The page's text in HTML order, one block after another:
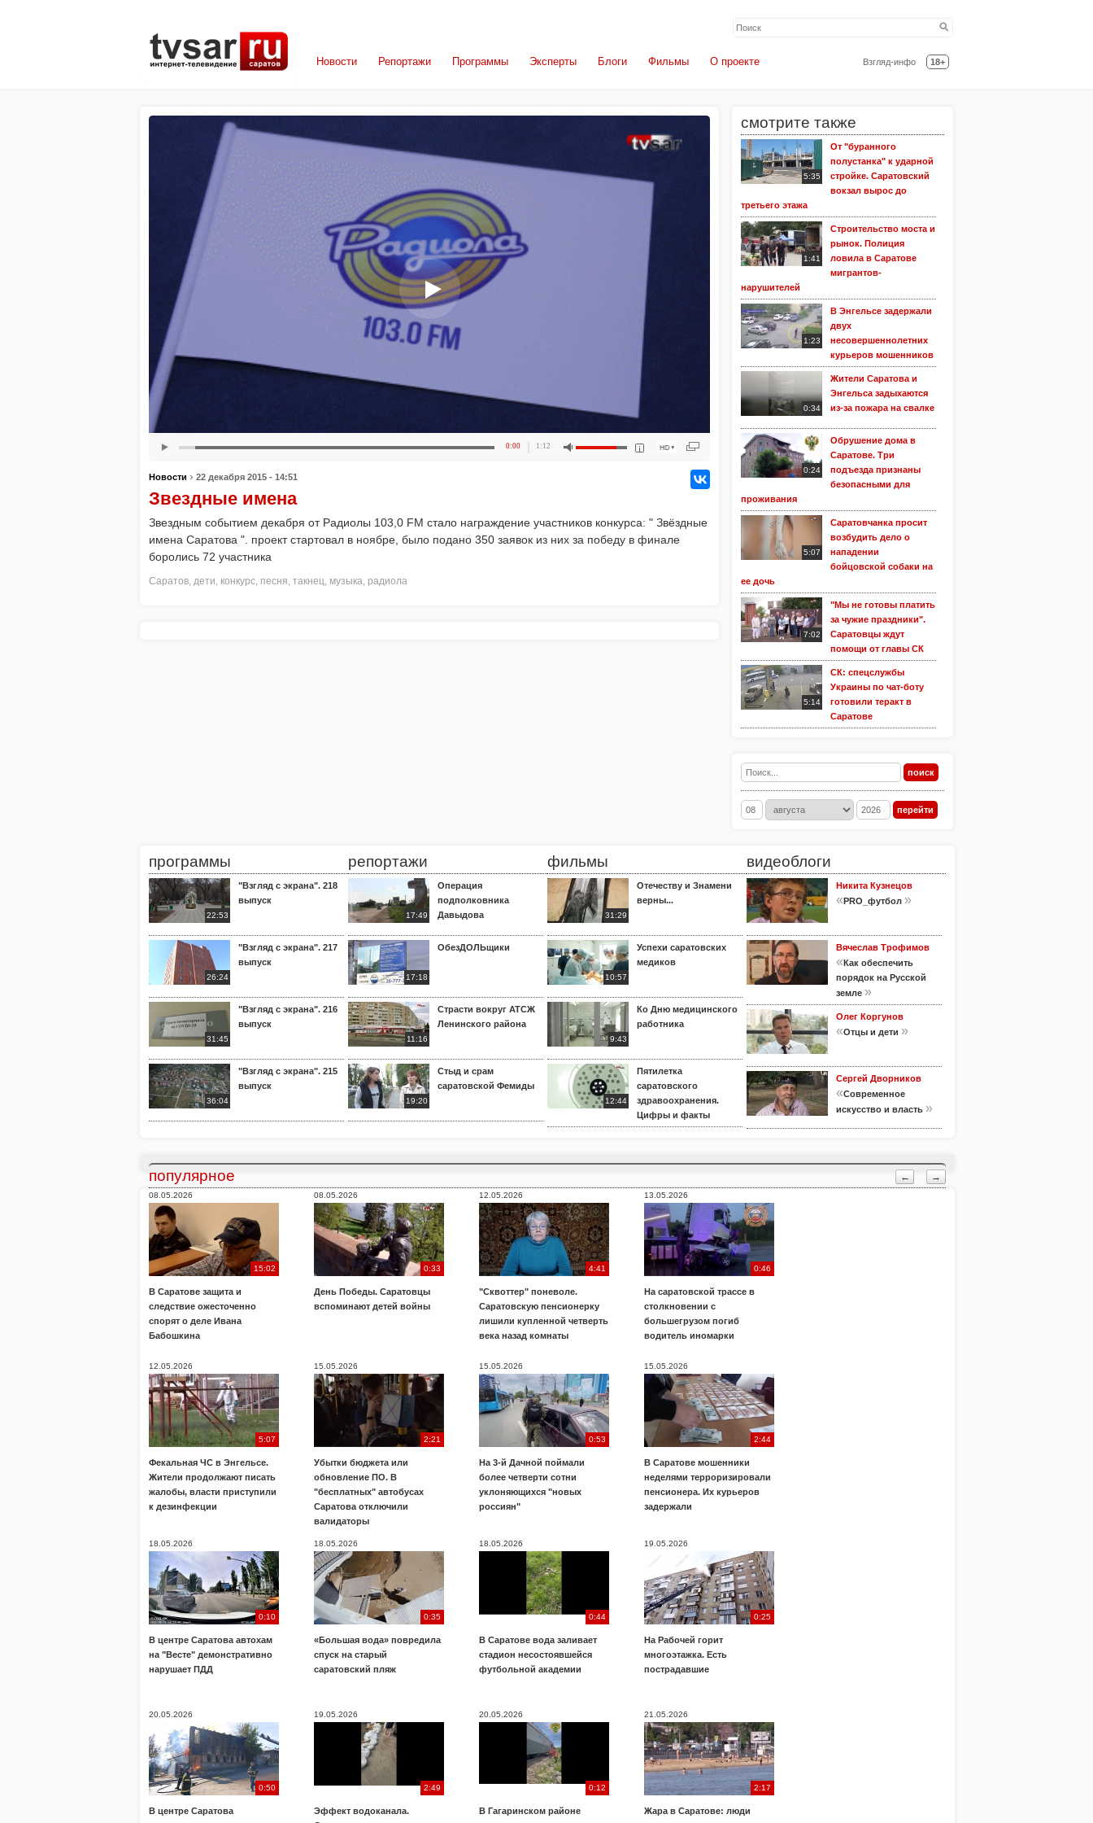
Взгляд-инфо 18+
Новости Репортажи Программы Эксперты Блоги Фильмы О проекте
смотрите также
5:35
От "буранного
полустанка" к ударной
стройке. Саратовский
вокзал вырос до
третьего этажа
1:41
Строительство моста и
рынок. Полиция
ловила в Саратове
мигрантов-
нарушителей
1:23
В Энгельсе задержали
двух
несовершеннолетних
курьеров мошенников
0:34
Жители Саратова и
Энгельса задыхаются
из-за пожара на свалке
0:24
Обрушение дома в
Саратове. Три
подъезда признаны
безопасными для
проживания
5:07
Саратовчанка просит
возбудить дело о
нападении
бойцовской собаки на
ее дочь
7:02
"Мы не готовы платить
за чужие праздники".
Саратовцы ждут
помощи от главы СК
5:14
СК: спецслужбы
Украины по чат-боту
готовили теракт в
Саратове
0:00 1:12
Новости › 22 декабря 2015 - 14:51
Звездные имена
Звездным событием декабря от Радиолы 103,0 FM стало награждение участников конкурса: " Звёздные
имена Саратова ". проект стартовал в ноябре, было подано 350 заявок из них за победу в финале
боролись 72 участника
Саратов, дети, конкурс, песня, такнец, музыка, радиола
программы
22:53
"Взгляд с экрана". 218
выпуск
26:24
"Взгляд с экрана". 217
выпуск
31:45
"Взгляд с экрана". 216
выпуск
36:04
"Взгляд с экрана". 215
выпуск
репортажи
17:49
Операция
подполковника
Давыдова
17:18
ОбезДОЛЬщики
11:16
Страсти вокруг АТСЖ
Ленинского района
19:20
Стыд и срам
саратовской Фемиды
фильмы
31:29
Отечеству и Знамени
верны...
10:57
Успехи саратовских
медиков
9:43
Ко Дню медицинского
работника
12:44
Пятилетка
саратовского
здравоохранения.
Цифры и факты
видеоблоги
Никита Кузнецов
«PRO_футбол »
Вячеслав Трофимов
«Как обеспечить
порядок на Русской
земле »
Олег Коргунов
«Отцы и дети »
Сергей Дворников
«Современное
искусство и власть »
← →
популярное
08.05.2026
15:02
В Саратове защита и
следствие ожесточенно
спорят о деле Ивана
Бабошкина
08.05.2026
0:33
День Победы. Саратовцы
вспоминают детей войны
12.05.2026
4:41
"Сквоттер" поневоле.
Саратовскую пенсионерку
лишили купленной четверть
века назад комнаты
13.05.2026
0:46
На саратовской трассе в
столкновении с
большегрузом погиб
водитель иномарки
12.05.2026
5:07
Фекальная ЧС в Энгельсе.
Жители продолжают писать
жалобы, власти приступили
к дезинфекции
15.05.2026
2:21
Убытки бюджета или
обновление ПО. В
"бесплатных" автобусах
Саратова отключили
валидаторы
15.05.2026
0:53
На 3-й Дачной поймали
более четверти сотни
уклоняющихся "новых
россиян"
15.05.2026
2:44
В Саратове мошенники
неделями терроризировали
пенсионера. Их курьеров
задержали
18.05.2026
0:10
В центре Саратова автохам
на "Весте" демонстративно
нарушает ПДД
18.05.2026
0:35
«Большая вода» повредила
спуск на старый
саратовский пляж
18.05.2026
0:44
В Саратове вода заливает
стадион несостоявшейся
футбольной академии
19.05.2026
0:25
На Рабочей горит
многоэтажка. Есть
пострадавшие
20.05.2026
0:50
В центре Саратова
19.05.2026
2:49
Эффект водоканала.
20.05.2026
0:12
В Гагаринском районе
21.05.2026
2:17
Жара в Саратове: люди